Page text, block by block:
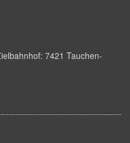
7421 Tauchen-